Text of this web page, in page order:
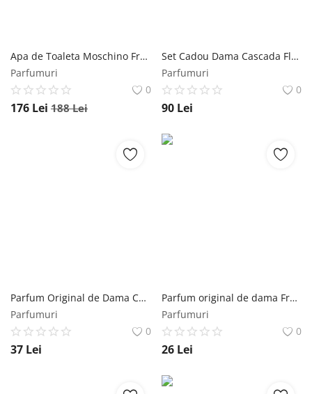
Apa de Toaleta Moschino Fresh Couture, Femei, 50 ml Moschino
Parfumuri
0
176 Lei 188Lei
Set Cadou Dama Cascada Florgarden, 50 ml+ 85 ml Florgarden
Parfumuri
0
90 Lei
Parfum Original de Dama Camil No.1 L'Amor SuperFinish, 35 ml SuperFinish
Parfumuri
0
37 Lei
Parfum original de dama Free Lady Koppa Kabana EDP 50ml Florgarden
Parfumuri
0
26 Lei